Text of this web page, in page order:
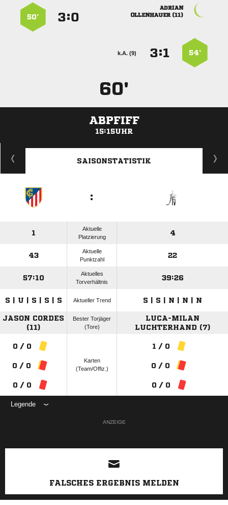

 
:
50’
54’
:
k.A. (9)
60'
ABPFIFF
15:15UHR
ANZEIGE
SAISONSTATISTIK
:
1
Aktuelle
Platzierung
4
43
Aktuelle
Punktzahl
22
57:10
Aktuelles
Torverhältnis
39:26
S | U | S | S | S Aktueller Trend S | S | N | N | N
JASON CORDES
(11)
Bester Torjäger
(Tore)
LUCA-MILAN
LUCHTERHAND (7)
0 / 0
0 / 0
0 / 0
Karten
(Team/Offiz.)
1 / 0
0 / 0
0 / 0
Legende
ANZEIGE
FALSCHES ERGEBNIS MELDEN